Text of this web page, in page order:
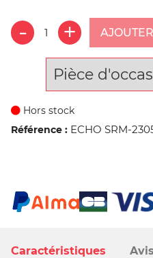
Caractéristiques
Pièce
Hors stock
Référence : ECHO SRM-